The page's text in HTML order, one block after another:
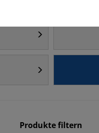
Produkte filtern